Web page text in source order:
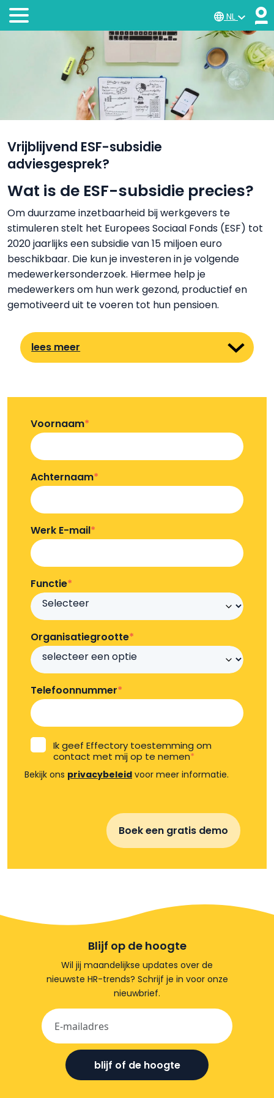
NL
Vrijblijvend ESF-subsidie
adviesgesprek?
Wat is de ESF-subsidie precies?
Om duurzame inzetbaarheid bij werkgevers te
stimuleren stelt het Europees Sociaal Fonds (ESF) tot
2020 jaarlijks een subsidie van 15 miljoen euro
beschikbaar. Die kun je investeren in je volgende
medewerkersonderzoek. Hiermee help je
medewerkers om hun werk gezond, productief en
gemotiveerd uit te voeren tot hun pensioen.
lees meer
Voornaam*
Achternaam*
Werk E-mail*
Functie*
Organisatiegrootte*
Telefoonnummer*
Ik geef Effectory toestemming om
contact met mij op te nemen*
Bekijk ons privacybeleid voor meer informatie.
Blijf op de hoogte
Wil jij maandelijkse updates over de
nieuwste HR-trends? Schrijf je in voor onze
nieuwbrief.
blijf of de hoogte